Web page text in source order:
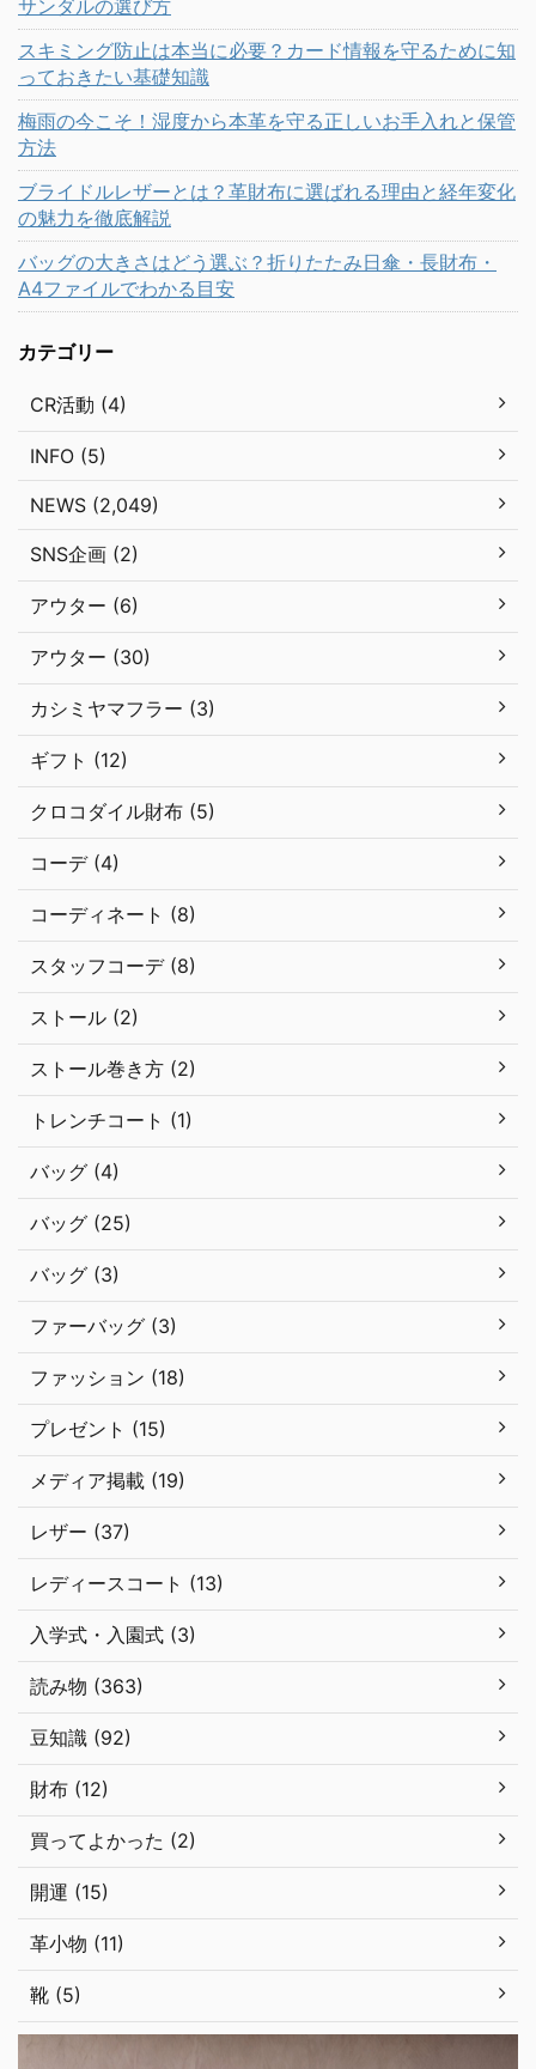
サンダルの選び方
スキミング防止は本当に必要？カード情報を守るために知
っておきたい基礎知識
梅雨の今こそ！湿度から本革を守る正しいお手入れと保管
方法
ブライドルレザーとは？革財布に選ばれる理由と経年変化
の魅力を徹底解説
バッグの大きさはどう選ぶ？折りたたみ日傘・長財布・
A4ファイルでわかる目安
カテゴリー
CR活動 (4)
INFO (5)
NEWS (2,049)
SNS企画 (2)
アウター (6)
アウター (30)
カシミヤマフラー (3)
ギフト (12)
クロコダイル財布 (5)
コーデ (4)
コーディネート (8)
スタッフコーデ (8)
ストール (2)
ストール巻き方 (2)
トレンチコート (1)
バッグ (4)
バッグ (25)
バッグ (3)
ファーバッグ (3)
ファッション (18)
プレゼント (15)
メディア掲載 (19)
レザー (37)
レディースコート (13)
入学式・入園式 (3)
読み物 (363)
豆知識 (92)
財布 (12)
買ってよかった (2)
開運 (15)
革小物 (11)
靴 (5)